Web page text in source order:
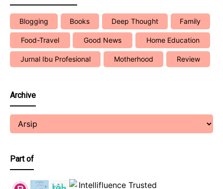
Blogging Books Deep Thought Family
Food-Travel Good News Home Education
Jurnal Ibu Profesional Motherhood Review
Archive
Part of